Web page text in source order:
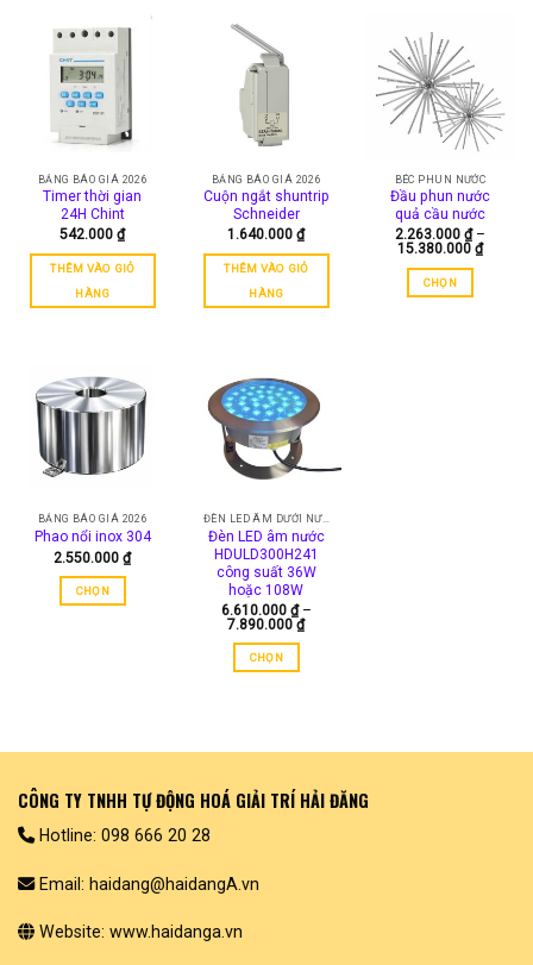
nhiều
Các
tùy
chọn
có
thể
được
chọn
trang
BẢNG BÁO GIÁ 2026
Timer thời gian
24H Chint
542.000₫
THÊM VÀO GIỎ
HÀNG
BẢNG BÁO GIÁ 2026
Cuộn ngắt shuntrip
Schneider
1.640.000₫
THÊM VÀO GIỎ
HÀNG
BÉC PHUN NƯỚC
Đầu phun nước
quả cầu nước
2.263.000 ₫ –
15.380.000 ₫Khoảng
CHỌN
BẢNG BÁO GIÁ 2026
Phao nổi inox 304
2.550.000₫
CHỌN
thể.
tùy
có
được
trên
ĐÈN LED ÂM DƯỚI NƯỚC
Đèn LED âm nước
HDULD300H241
công suất 36W
hoặc 108W
6.610.000 ₫ –
7.890.000₫Khoảng
giá:
CHỌN
có
biến
CÔNG TY TNHH TỰ ĐỘNG HOÁ GIẢI TRÍ HẢI ĐĂNG
Hotline: 098 666 20 28
Email: haidang@haidangA.vn
Website: www.haidanga.vn